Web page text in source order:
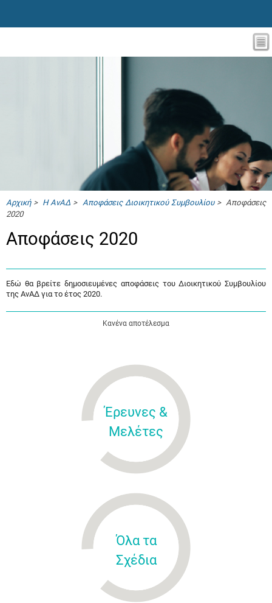
Αρχική> Η ΑνΑΔ > Αποφάσεις Διοικητικού Συμβουλίου> Αποφάσεις
2020
Αποφάσεις 2020
Εδώ θα βρείτε δημοσιευμένες αποφάσεις του Διοικητικού Συμβουλίου
της ΑνΑΔ για το έτος 2020.
Κανένα αποτέλεσμα
Έρευνες &
Μελέτες
Όλα τα
Σχέδια